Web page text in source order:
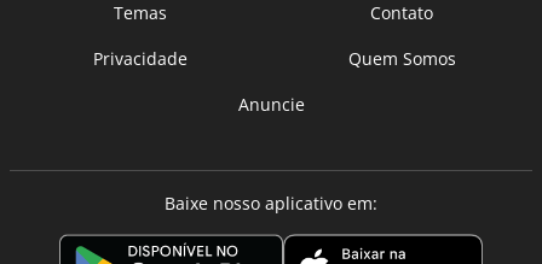
Temas
Contato
Privacidade
Quem Somos
Anuncie
Baixe nosso aplicativo em: